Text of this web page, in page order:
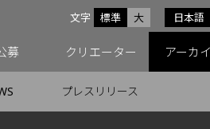
日本語
文字サイズ
標準 大
スペース
ドスペースX
アンドスペー
募 クリエーター アーカ
プレスリリース